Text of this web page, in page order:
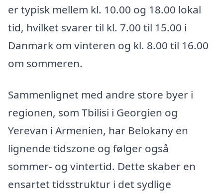
er typisk mellem kl. 10.00 og 18.00 lokal
tid, hvilket svarer til kl. 7.00 til 15.00 i
Danmark om vinteren og kl. 8.00 til 16.00
om sommeren.
Sammenlignet med andre store byer i
regionen, som Tbilisi i Georgien og
Yerevan i Armenien, har Belokany en
lignende tidszone og følger også
sommer- og vintertid. Dette skaber en
ensartet tidsstruktur i det sydlige